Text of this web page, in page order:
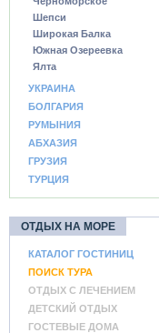
Шепси
Широкая Балка
Южная Озереевка
Ялта
УКРАИНА
БОЛГАРИЯ
РУМЫНИЯ
АБХАЗИЯ
ГРУЗИЯ
ТУРЦИЯ
ОТДЫХ НА МОРЕ
КАТАЛОГ ГОСТИНИЦ
ПОИСК ТУРА
ОТДЫХ С ЛЕЧЕНИЕМ
ДЕТСКИЙ ОТДЫХ
ГОСТЕВЫЕ ДОМА